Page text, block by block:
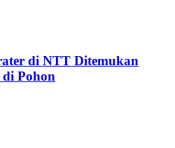
di NTT Ditemukan
Pohon